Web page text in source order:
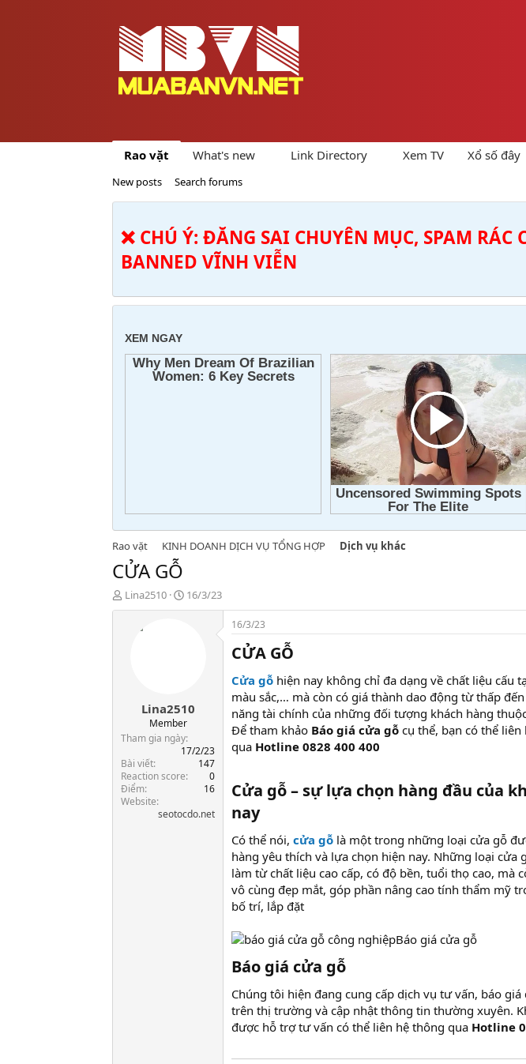
Rao vặt What's new Link Directory Xem TV Xổ số đây
New posts Search forums
❌ CHÚ Ý: ĐĂNG SAI CHUYÊN MỤC, SPAM
BANNED VĨNH VIỄN
Rao vặt KINH DOANH DỊCH VỤ TỔNG HỢP Dịch vụ khác
CỬA GỖ
T
h
t
r
Lina2510
N
g
16/3/23
Lina2510
Member
Tham gia ngày
17/2/23
Bài viết
147
Reaction score
0
Điểm
16
Website
seotocdo.net
16/3/23
CỬA GỖ
Cửa gỗ hiện nay không chỉ đa dạng về chất liệu cấu
màu sắc,… mà còn có giá thành dao động từ thấp
năng tài chính của những đối tượng khách hàng
Để tham khảo Báo giá cửa gỗ cụ thể, bạn có thể
qua Hotline 0828 400 400
Cửa gỗ – sự lựa chọn hàng đầu của
nay
Có thể nói, cửa gỗ là một trong những loại cửa gỗ
hàng yêu thích và lựa chọn hiện nay. Những loại cửa
làm từ chất liệu cao cấp, có độ bền, tuổi thọ cao, mà
vô cùng đẹp mắt, góp phần nâng cao tính thẩm mỹ
bố trí, lắp đặt
Báo giá cửa gỗ
Báo giá cửa gỗ
Chúng tôi hiện đang cung cấp dịch vụ tư vấn, báo
trên thị trường và cập nhật thông tin thường xuyên.
được hỗ trợ tư vấn có thể liên hệ thông qua Hotline